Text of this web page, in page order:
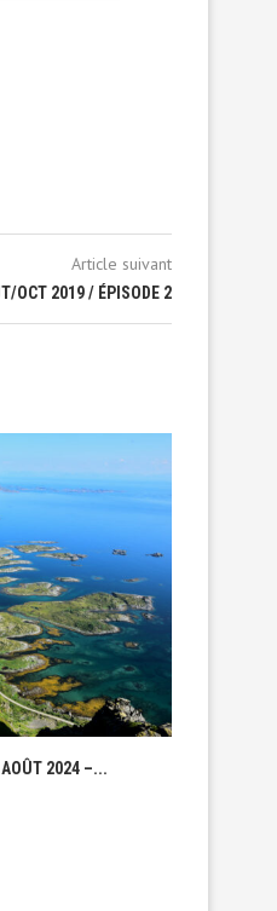
Article suivant
OCT 2019 / ÉPISODE 2
2024 –...